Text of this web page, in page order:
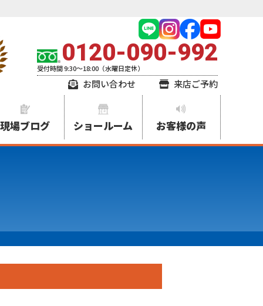
0120-090-992
受付時間 9:30～18:00（水曜日定休）
お問い合わせ 来店ご予約
現場ブログ ショールーム お客様の声